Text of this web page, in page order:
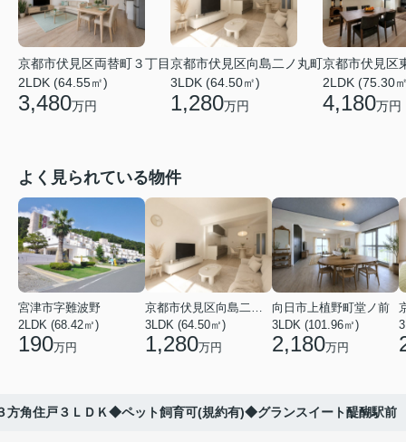
京都市伏見区両替町３丁目
2LDK (64.55㎡)
3,480万円
京都市伏見区向島二ノ丸町
3LDK (64.50㎡)
1,280万円
京都市伏見区
2LDK (75.30
4,180万円
よく見られている物件
宮津市字難波野
2LDK (68.42㎡)
190万円
京都市伏見区向島二ノ丸町
3LDK (64.50㎡)
1,280万円
向日市上植野町堂ノ前
3LDK (101.96㎡)
2,180万円
方角住戸３ＬＤＫ◆ペット飼育可(規約有)◆グランスイート醍醐駅前